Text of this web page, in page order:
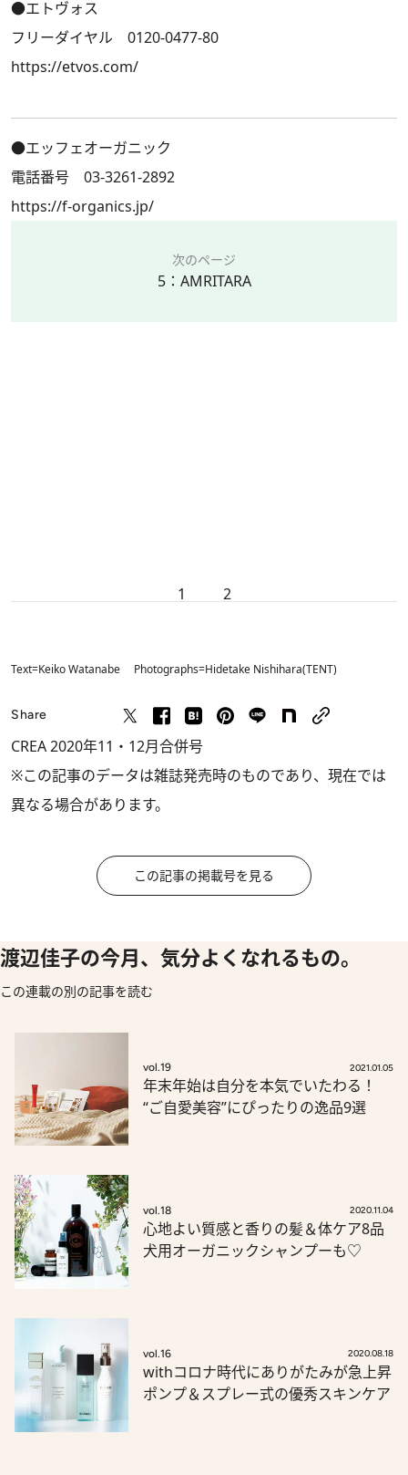
●エトヴォス
フリーダイヤル 0120-0477-80
https://etvos.com/
●エッフェオーガニック
電話番号 03-3261-2892
https://f-organics.jp/
次のページ
5：AMRITARA
1 2
Text=Keiko Watanabe Photographs=Hidetake Nishihara(TENT)
Share
CREA 2020年11・12月合併号
※この記事のデータは雑誌発売時のものであり、現在では
異なる場合があります。
この記事の掲載号を見る
渡辺佳子の今月、気分よくなれるもの。
この連載の別の記事を読む
vol.19 2021.01.05
年末年始は自分を本気でいたわる！
“ご自愛美容”にぴったりの逸品9選
vol.18 2020.11.04
心地よい質感と香りの髪＆体ケア8品
犬用オーガニックシャンプーも♡
vol.16 2020.08.18
withコロナ時代にありがたみが急上昇
ポンプ＆スプレー式の優秀スキンケア